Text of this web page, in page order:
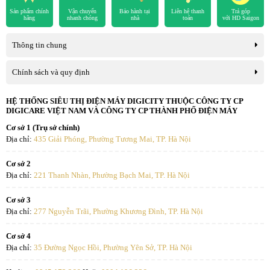
*Hình ảnh chỉ mang tính chất minh họa sản phẩm
Tiện ích
dễ dàng.
hoặc bỏ ra khi không có nhu cầu sử dụng.
Sản phẩm chính
hãng
Vận chuyển
nhanh chóng
Bảo hành tại
nhà
Liên hệ thanh
toán
Trả góp
với HD Saigon
Thông tin chung
Chính sách và quy định
HỆ THỐNG SIÊU THỊ ĐIỆN MÁY DIGICITY THUỘC CÔNG TY CP
DIGICARE VIỆT NAM VÀ CÔNG TY CP THÀNH PHỐ ĐIỆN MÁY
Cơ sở 1 (Trụ sở chính)
Địa chỉ: 435 Giải Phóng, Phường Tương Mai, TP. Hà Nội
Cơ sở 2
Địa chỉ: 221 Thanh Nhàn, Phường Bạch Mai, TP. Hà Nội
Cơ sở 3
Địa chỉ: 277 Nguyễn Trãi, Phường Khương Đình, TP. Hà Nội
Cơ sở 4
Địa chỉ: 35 Đường Ngọc Hồi, Phường Yên Sở, TP. Hà Nội